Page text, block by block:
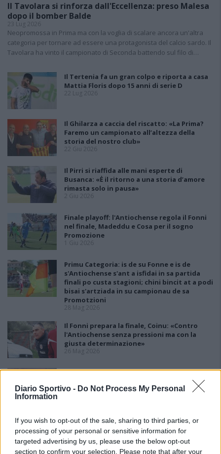
Diario Sportivo - Do Not Process My Personal
Information
If you wish to opt-out of the sale, sharing to third parties, or
processing of your personal or sensitive information for
targeted advertising by us, please use the below opt-out
section to confirm your selection. Please note that after your
Il Tavolara si rinforza dall'Eccellenza: preso Malesa
dopo il bomber Balde
23 Lug 2026
Neopromossa in Prima ma con la voglia di scalare ancora un'altra
categoria per tornare ad essere una protagonista del calcio sardo. Il
Tavolara ha vinto il campionato di Seconda battendo sul filo di…
Il Tertenia fa un gran colpo e riporta a casa
Mattia Floris dopo 15 anni di serie D
22 Lug 2026
Il Ghilarza a caccia del riscatto: «La Prima?
Faremo un campionato all’altezza della
storia del nostro club»
22 Giu 2026
Il Pirri si riaffida alle mani esperte di
Busanca: «Ė il ritorno a una storia d’amore
rimasta solo in pausa»
2 Giu 2026
Finale playoff: l'Antiochense regola il Fonni
nel finale, Madeddu e Cosa per il sogno
Promozione
1 Giu 2026
Primu Categoria: is de su Fonne e is de
s'Antiochense s'ant a isfidai in sa partida
finali po custa stagioni; chini bincit at a podi
bisai s'artziada in su campionau de sa
Promotzioni
28 Mag 2026
Il Fonni prepara la finale, Coinu: «Contro
l'Antiochense senza pressioni ma con la
giusta determinazione»
26 Mag 2026
L'Antiochense all'atto finale, Piras: «Il Fonni
è forte, batterlo sarebbe l'ennesima impresa
dei miei ragazzi»
Playout: Sestu, Santa Giusta, Silanus e
Malaspina salve, Bariese, Barumini, Siniscola
e Sennori in Seconda
25 Mag 2026